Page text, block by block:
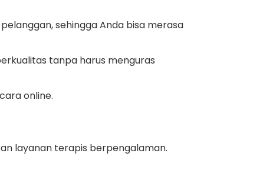
sehingga Anda bisa merasa
tanpa harus menguras
online.
layanan terapis berpengalaman.